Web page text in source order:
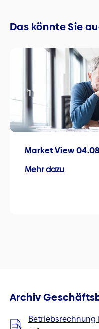
Das könnte Sie
Market View
Mehr dazu
Archiv
Betriebsrechnung